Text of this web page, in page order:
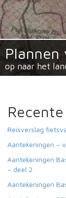
op naar het
Reisverslag
Aantekeningen –
Aantekeningen
– deel 2
Aantekeningen